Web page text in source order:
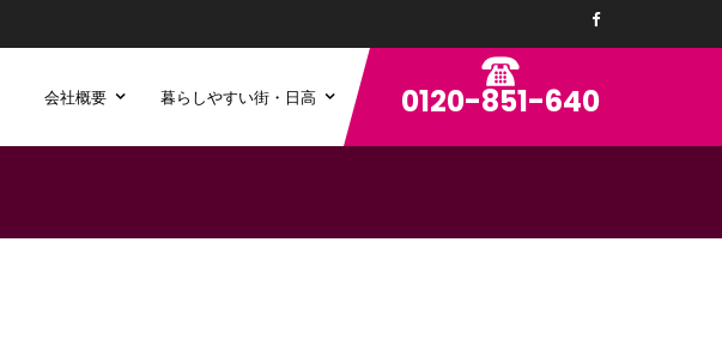
会社概要 暮らしやすい街・日高 0120-851-640